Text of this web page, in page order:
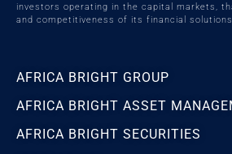
investors operating in the capital markets,
and competitiveness of its financial
AFRICA BRIGHT GROUP
AFRICA BRIGHT ASSET
AFRICA BRIGHT SECURITIES